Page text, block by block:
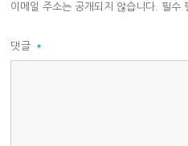
이메일 주소는 공개되지 않습니다. 필수
댓글 *